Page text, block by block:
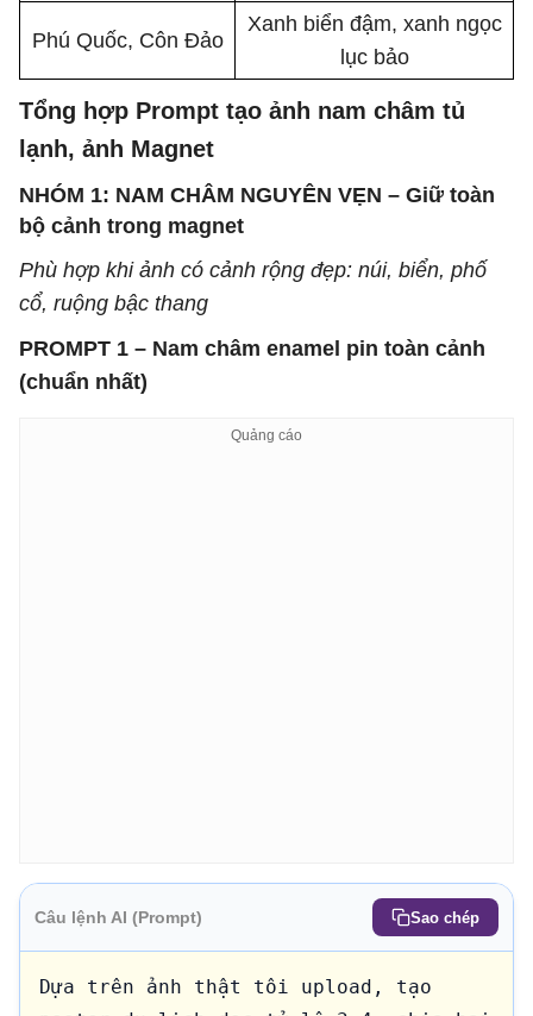
Phú Quốc, Côn Đảo
Xanh biển đậm, xanh ngọc
lục bảo
Tổng hợp Prompt tạo ảnh nam châm tủ
lạnh, ảnh Magnet
NHÓM 1: NAM CHÂM NGUYÊN VẸN – Giữ toàn
bộ cảnh trong magnet
Phù hợp khi ảnh có cảnh rộng đẹp: núi, biển, phố
cổ, ruộng bậc thang
PROMPT 1 – Nam châm enamel pin toàn cảnh
(chuẩn nhất)
Câu lệnh AI (Prompt) Sao chép
Dựa trên ảnh thật tôi upload, tạo